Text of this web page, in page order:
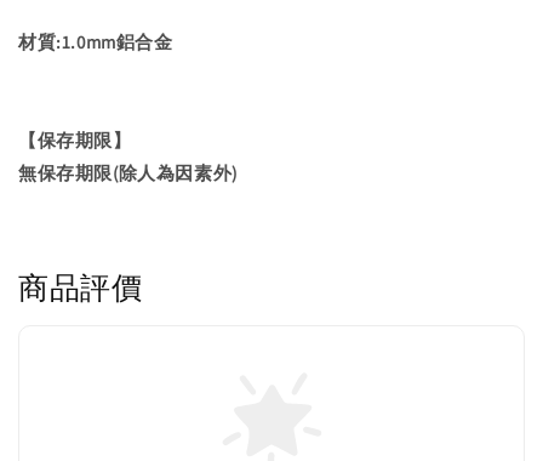
材質:1.0mm鋁合金
【保存期限】
無保存期限(除人為因素外)
商品評價